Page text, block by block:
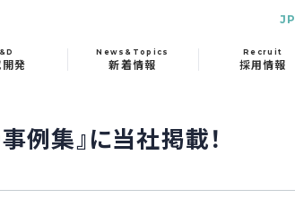
JP
発
News&Topics
新着情報
Recruit
採用情報
例集』に当社掲載！